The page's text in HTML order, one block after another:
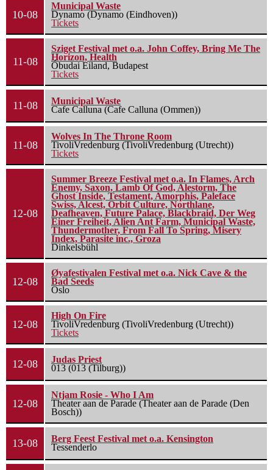
10-08
Municipal Waste
Dynamo (Dynamo (Eindhoven))
Tickets
11-08
Sziget Festival met o.a. John Coffey, Bring Me The
Horizon, Health
Óbudai Eiland, Budapest
Tickets
11-08
Municipal Waste
Cafe Calluna (Cafe Calluna (Ommen))
11-08
Wolves In The Throne Room
TivoliVredenburg (TivoliVredenburg (Utrecht))
Tickets
12-08
Summer Breeze Festival met o.a. In Flames, Arch
Enemy, Saxon, Lamb Of God, Alestorm, The
Ghost Inside, Testament, Amorphis, Paleface
Swiss, Alcest, Orbit Culture, Northlane,
Deafheaven, Future Palace, Blackbraid, Der Weg
Einer Freiheit, Alien Ant Farm, Municipal Waste,
Thundermother, From Fall To Spring, Misery
Index, Parasite inc., Groza
Dinkelsbühl
12-08
Øyafestivalen Festival met o.a. Nick Cave & the
Bad Seeds
Oslo
12-08
High On Fire
TivoliVredenburg (TivoliVredenburg (Utrecht))
Tickets
12-08
Judas Priest
013 (013 (Tilburg))
12-08
Ntjam Rosie - Who I Am
Theater aan de Parade (Theater aan de Parade (Den
Bosch))
13-08
Berg Feest Festival met o.a. Kensington
Tessenderlo